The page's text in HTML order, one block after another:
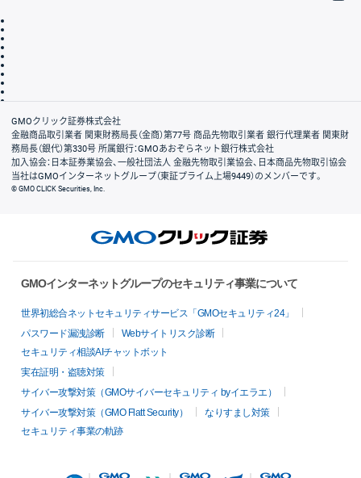
会社案内
GMOクリック証券株式会社
金融商品取引業者 関東財務局長（金商）第77号 商品先物取引業者 銀行代理業者 関東財
務局長（銀代）第330号 所属銀行：GMOあおぞらネット銀行株式会社
加入協会：日本証券業協会、一般社団法人 金融先物取引業協会、日本商品先物取引協会
当社はGMOインターネットグループ（東証プライム上場9449）のメンバーです。
© GMO CLICK Securities, Inc.
GMOインターネットグループのセキュリティ事業について
世界初総合ネットセキュリティサービス「GMOセキュリティ24」
パスワード漏洩診断
Webサイトリスク診断
セキュリティ相談AIチャットボット
実在証明・盗聴対策
サイバー攻撃対策（GMOサイバーセキュリティ byイエラエ）
サイバー攻撃対策（GMO Flatt Security）
なりすまし対策
セキュリティ事業の軌跡